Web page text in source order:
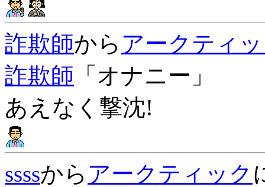
詐欺師から アークティ
詐欺師 「オナニー」
あえなく撃沈!
ssssから アークティック